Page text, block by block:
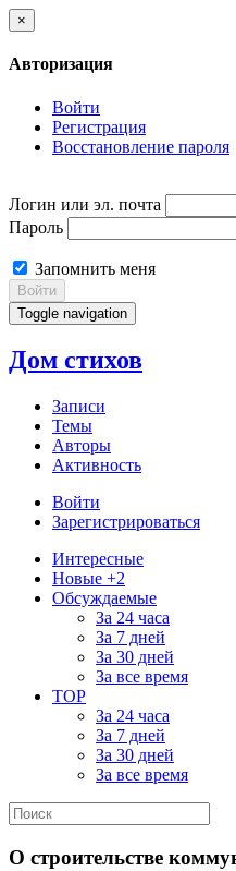
×
Авторизация
Войти
Регистрация
Восстановление пароля
Логин или эл. почта
Пароль
Запомнить меня
Войти
Toggle navigation
Дом стихов
Записи
Темы
Авторы
Активность
Войти
Зарегистрироваться
Интересные
Новые +2
Обсуждаемые
За 24 часа
За 7 дней
За 30 дней
За все время
TOP
За 24 часа
За 7 дней
За 30 дней
За все время
О строительстве